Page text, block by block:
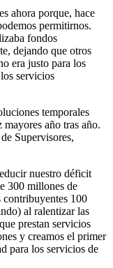
ahora porque, hace
permitirnos.
fondos
dejando que otros
era justo para los
servicios
temporales
año tras año.
Supervisores,
nuestro déficit
300 millones de
100
al ralentizar las
prestan servicios
y creamos el primer
para los servicios de